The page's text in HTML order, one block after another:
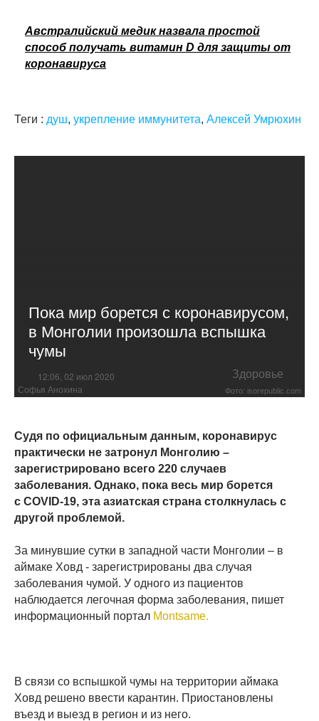
Австралийский медик назвала простой
способ получать витамин D для защиты от
коронавируса
Теги : душ, укрепление иммунитета, Алексей Умрюхин
Пока мир борется с коронавирусом,
в Монголии произошла вспышка
чумы
12:06, 02 июл 2020 Здоровье
Софья Анохина Фото: isorepublic.com
Судя по официальным данным, коронавирус
практически не затронул Монголию –
зарегистрировано всего 220 случаев
заболевания. Однако, пока весь мир борется
с COVID-19, эта азиатская страна столкнулась с
другой проблемой.
За минувшие сутки в западной части Монголии – в
аймаке Ховд - зарегистрированы два случая
заболевания чумой. У одного из пациентов
наблюдается легочная форма заболевания, пишет
информационный портал Montsame.
В связи со вспышкой чумы на территории аймака
Ховд решено ввести карантин. Приостановлены
въезд и выезд в регион и из него.